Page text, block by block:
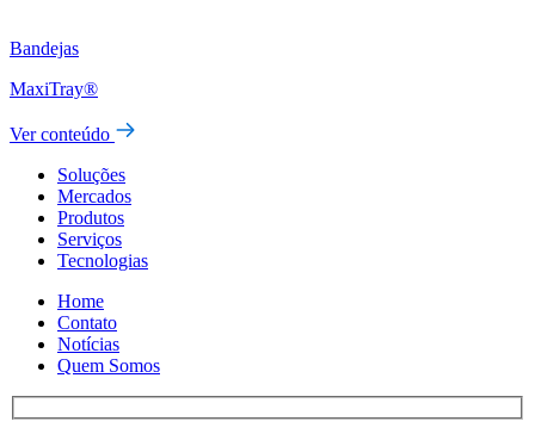
Bandejas
MaxiTray®
Ver conteúdo
Soluções
Mercados
Produtos
Serviços
Tecnologias
Home
Contato
Notícias
Quem Somos